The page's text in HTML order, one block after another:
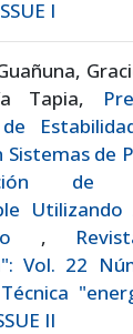
I
Tapia,
Sistemas de
de
Utilizando
,
Vol. 22
II